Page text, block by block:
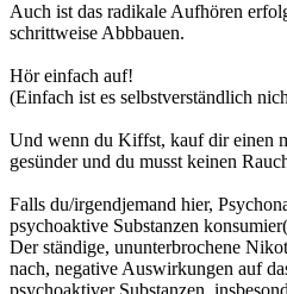
Auch ist das radikale Aufhören
schrittweise Abbbauen.
Hör einfach auf!
(Einfach ist es selbstverständlich
Und wenn du Kiffst, kauf dir einen
gesünder und du musst keinen
Falls du/irgendjemand hier,
psychoaktive Substanzen
Der ständige, ununterbrochene
nach, negative Auswirkungen auf